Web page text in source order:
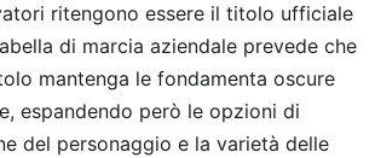
ritengono essere il titolo ufficiale
di marcia aziendale prevede che
mantenga le fondamenta oscure
espandendo però le opzioni di
del personaggio e la varietà delle